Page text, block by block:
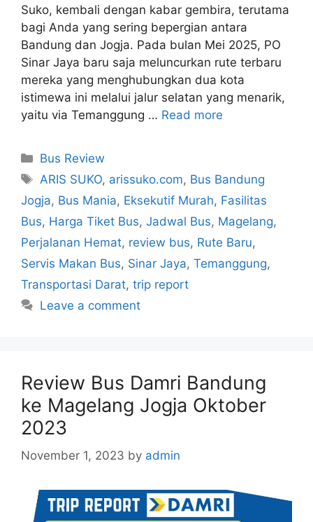
Suko, kembali dengan kabar gembira, terutama
bagi Anda yang sering bepergian antara
Bandung dan Jogja. Pada bulan Mei 2025, PO
Sinar Jaya baru saja meluncurkan rute terbaru
mereka yang menghubungkan dua kota
istimewa ini melalui jalur selatan yang menarik,
yaitu via Temanggung … Read more
Categories
Bus Review
Tags
ARIS SUKO, arissuko.com, Bus Bandung
Jogja, Bus Mania, Eksekutif Murah, Fasilitas
Bus, Harga Tiket Bus, Jadwal Bus, Magelang,
Perjalanan Hemat, review bus, Rute Baru,
Servis Makan Bus, Sinar Jaya, Temanggung,
Transportasi Darat, trip report
Leave a comment
Review Bus Damri Bandung
ke Magelang Jogja Oktober
2023
November 1, 2023 by admin